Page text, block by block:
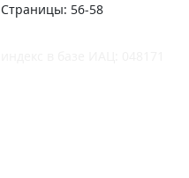
Страницы: 56-58